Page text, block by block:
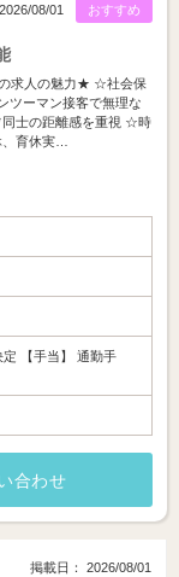
おすすめ
08/01
の求人の魅力★ ☆社会保
ツーマン接客で無理な
士の距離感を重視 ☆時
育休実…
【手当】 通勤手
合わせ
掲載日： 2026/08/01